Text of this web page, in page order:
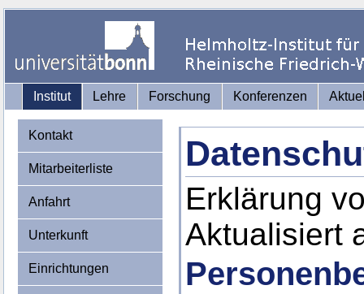
Institut Lehre Forschung Konferenzen
Kontakt
Mitarbeiterliste
Anfahrt
Unterkunft
Einrichtungen
Erklärung
Aktualisiert